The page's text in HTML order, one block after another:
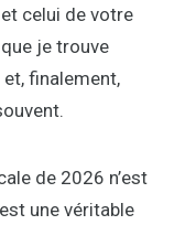
celui de votre
je trouve
et, finalement,
de 2026 n’est
une véritable